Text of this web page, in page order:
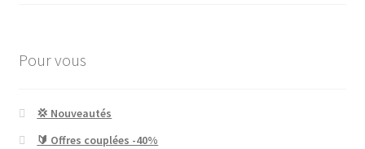
Pour vous
💢 Nouveautés
🔰 Offres couplées -40%